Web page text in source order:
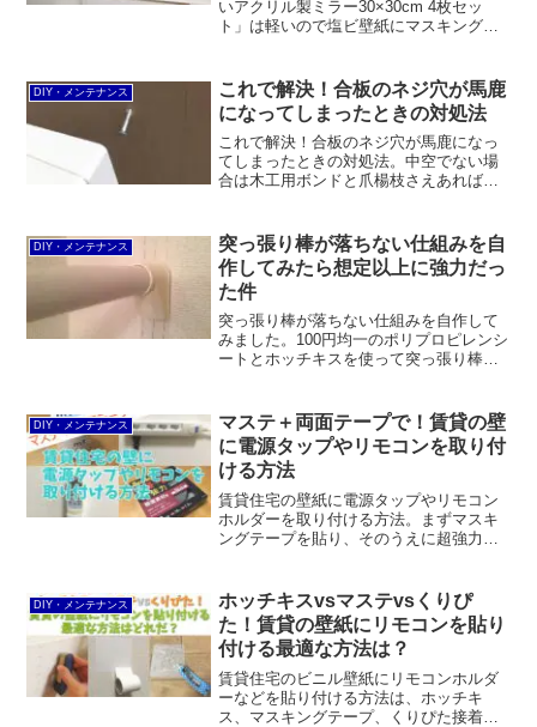
いアクリル製ミラー30×30cm 4枚セッ
ト」は軽いので塩ビ壁紙にマスキングテ
って棚の中のボロ隠しを作ってみまし
た。
DIY・メンテナンス
これで解決！合板のネジ穴が馬鹿
になってしまったときの対処法
これで解決！合板のネジ穴が馬鹿になっ
てしまったときの対処法。中空でない場
合は木工用ボンドと爪楊枝さえあればOK
DIY・メンテナンス
突っ張り棒が落ちない仕組みを自
作してみたら想定以上に強力だっ
た件
突っ張り棒が落ちない仕組みを自作して
みました。100円均一のポリプロピレンシ
ートとホッチキスを使って突っ張り棒と
た（あくまで主観）。もちろん壁紙への
ダメージは微小。
DIY・メンテナンス
マステ＋両面テープで！賃貸の壁
に電源タップやリモコンを取り付
ける方法
賃貸住宅の壁紙に電源タップやリモコン
ホルダーを取り付ける方法。まずマスキ
ングテープを貼り、そのうえに超強力両
目にはほとんど影響ないと思います。
DIY・メンテナンス
ホッチキスvsマステvsくりぴ
た！賃貸の壁紙にリモコンを貼り
付ける最適な方法は？
賃貸住宅のビニル壁紙にリモコンホルダ
ーなどを貼り付ける方法は、ホッチキ
ス、マスキングテープ、くりぴた接着剤